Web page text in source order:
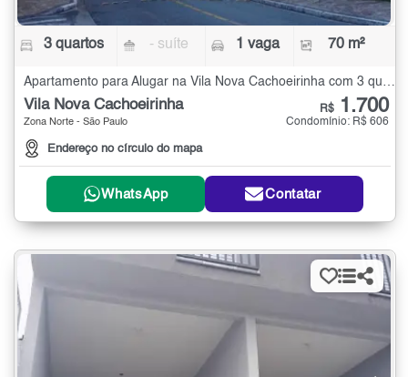
3 quartos - suíte 1 vaga 70 m²
Apartamento para Alugar na Vila Nova Cachoeirinha com 3 quartos - 70 m²
Vila Nova Cachoeirinha
Zona Norte - São Paulo
Endereço no círculo do mapa
R$ 1.700
Condomínio: R$ 606
WhatsApp Contatar